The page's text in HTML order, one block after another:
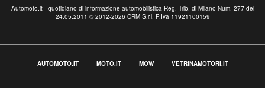
Automoto.it - quotidiano di informazione automobilistica Reg. Trib. di Milano Num. 277 del
24.05.2011 © 2012-2026 CRM S.r.l. P.Iva 11921100159
AUTOMOTO.IT MOTO.IT MOW VETRINAMOTORI.IT